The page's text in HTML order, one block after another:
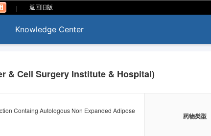
| 返回旧版
Knowledge Center
& Cell Surgery Institute & Hospital)
Containg Autologous Non Expanded Adipose
药物类型